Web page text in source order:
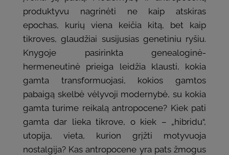
produktyvu nagrinėti ne kaip atskiras
epochas, kurių viena keičia kitą, bet kaip
tikroves, glaudžiai susijusias genetiniu ryšiu.
Knygoje pasirinkta genealoginė-
hermeneutinė prieiga leidžia klausti, kokia
gamta transformuojasi, kokios gamtos
pabaigą skelbė vėlyvoji modernybė, su kokia
gamta turime reikalą antropocene? Kiek pati
gamta dar lieka tikrove, o kiek – „hibridu“,
utopija, vieta, kurion grįžti motyvuoja
nostalgija? Kas antropocene yra pats žmogus